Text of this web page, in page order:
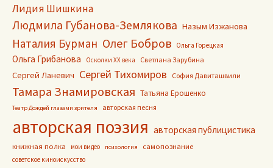
Лидия Шишкина
Людмила Губанова-Землякова Назым Изжанова
Наталия Бурман Олег Бобров Ольга Горецкая
Ольга Грибанова Осколки ХХ века Светлана Зарубина
Сергей Ланевич Сергей Тихомиров София Давиташвили
Тамара Знамировская Татьяна Ерошенко
Театр Дождей глазами зрителя авторская песня
авторская поэзия авторская публицистика
книжная полка мои видео психология самопознание
советское киноискусство